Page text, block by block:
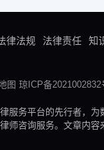
律法规 法律责任 知
图 琼ICP备2021002832
服务平台的先行者，
师咨询服务。文章内